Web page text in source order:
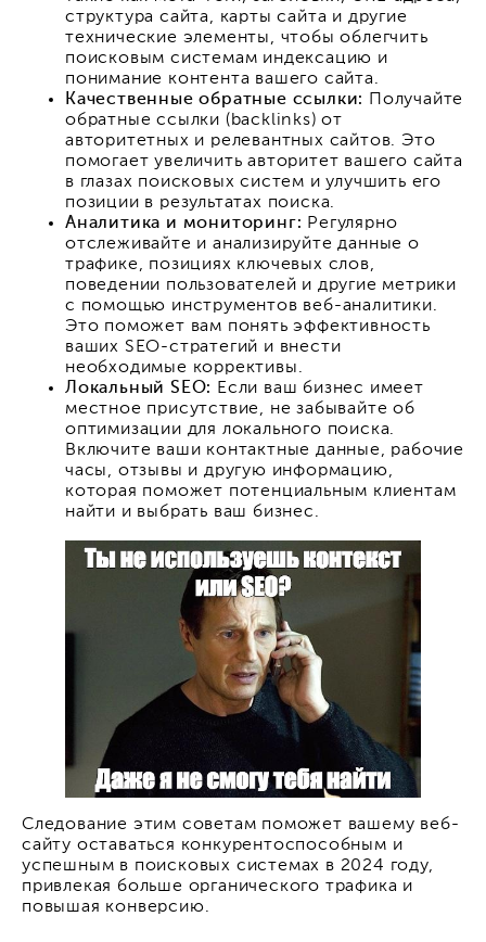
структура сайта, карты сайта и другие
технические элементы, чтобы облегчить
поисковым системам индексацию и
понимание контента вашего сайта.
Качественные обратные ссылки:
Получайте
обратные ссылки (backlinks) от
авторитетных и релевантных сайтов. Это
помогает увеличить авторитет вашего сайта
в глазах поисковых систем и улучшить его
позиции в результатах поиска.
Аналитика и мониторинг: Регулярно
отслеживайте и анализируйте данные о
трафике, позициях ключевых слов,
поведении пользователей и другие метрики
с помощью инструментов веб-аналитики.
Это поможет вам понять эффективность
ваших SEO-стратегий и внести
необходимые коррективы.
Локальный SEO: Если ваш бизнес имеет
местное присутствие, не забывайте об
оптимизации для локального поиска.
Включите ваши контактные данные, рабочие
часы, отзывы и другую информацию,
которая поможет потенциальным клиентам
найти и выбрать ваш бизнес.
Следование этим советам поможет вашему веб-
сайту оставаться конкурентоспособным и
успешным в поисковых системах в 2024 году,
привлекая больше органического трафика и
повышая конверсию.